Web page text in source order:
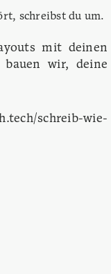
schreibst du um.
mit deinen
wir, deine
schreib-wie-